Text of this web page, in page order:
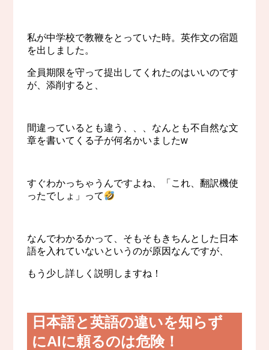
私が中学校で教鞭をとっていた時。英作文の宿題
を出しました。
全員期限を守って提出してくれたのはいいのです
が、添削すると、
間違っているとも違う、、、なんとも不自然な文
章を書いてくる子が何名かいましたw
すぐわかっちゃうんですよね、「これ、翻訳機使
ったでしょ」って
なんでわかるかって、そもそもきちんとした日本
語を入れていないというのが原因なんですが、
もう少し詳しく説明しますね！
日本語と英語の違いを知らず
にAIに頼るのは危険！